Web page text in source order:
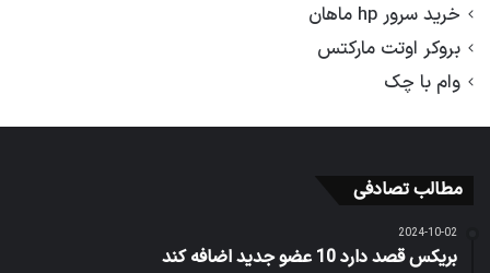
خرید سرور hp ماهان
بروکر اوتت مارکتس
وام با چک
مطالب تصادفی
2024-10-02
بریکس قصد دارد 10 عضو جدید اضافه کند